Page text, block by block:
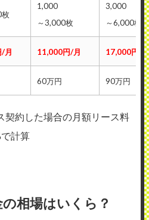
枚
1,000
～3,000枚
3,000
～6,000枚
月 11,000円/月 17,000円/月
60万円 90万円
約した場合の月額リース料
計算
相場はいくら？